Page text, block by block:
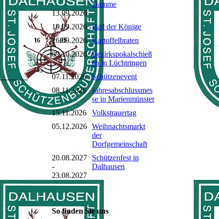
-
13.09.2026
Damme
19.09.2026 Ball der Könige
26.09.2026 Kartoffelbraten
09.10.2026 Bezirkspokalschieß
en in Lüchtringen
07.11.2026
Schützenevent
08.11.2026
Jahresabschlussmes
se in Marienmünster
15.11.2026
Volkstrauertag
05.12.2026 Weihnachtsmarkt
der
Dorfgemeinschaft
20.08.2027
-
23.08.2027
Schützenfest in
Dalhausen
So finden Sie uns